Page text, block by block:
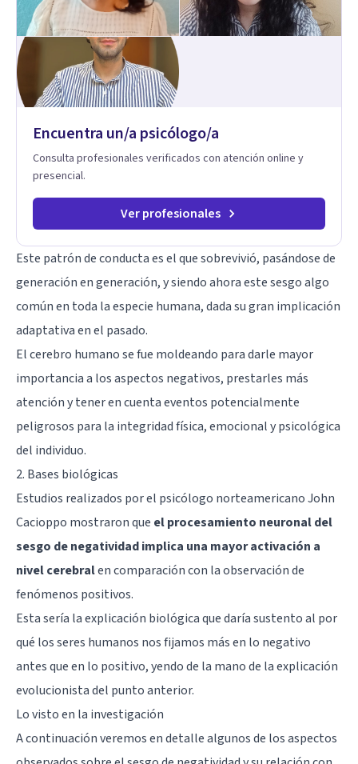
Encuentra un/a psicólogo/a
Consulta profesionales verificados con atención online y
presencial.
Ver profesionales
Este patrón de conducta es el que sobrevivió, pasándose de
generación en generación, y siendo ahora este sesgo algo
común en toda la especie humana, dada su gran implicación
adaptativa en el pasado.
El cerebro humano se fue moldeando para darle mayor
importancia a los aspectos negativos, prestarles más
atención y tener en cuenta eventos potencialmente
peligrosos para la integridad física, emocional y psicológica
del individuo.
2. Bases biológicas
Estudios realizados por el psicólogo norteamericano John
Cacioppo mostraron que el procesamiento neuronal del
sesgo de negatividad implica una mayor activación a
nivel cerebralen comparación con la observación de
fenómenos positivos.
Esta sería la explicación biológica que daría sustento al por
qué los seres humanos nos fijamos más en lo negativo
antes que en lo positivo, yendo de la mano de la explicación
evolucionista del punto anterior.
Lo visto en la investigación
A continuación veremos en detalle algunos de los aspectos